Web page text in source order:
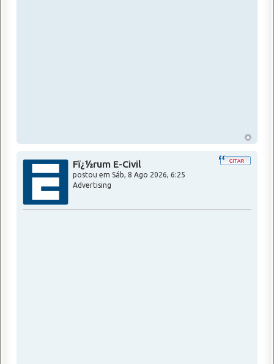
Fï¿½rum E-Civil
postou em Sáb, 8 Ago 2026, 6:25
Advertising